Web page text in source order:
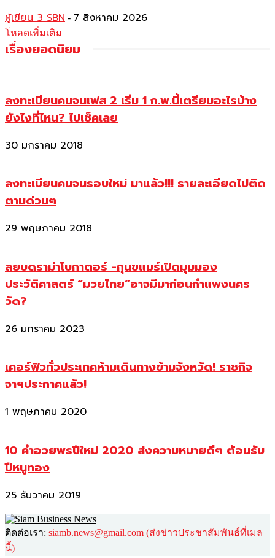
ผู้เขียน 3 SBN - 7 สิงหาคม 2026
โหลดเพิ่มเติม
เรื่องยอดนิยม
ลงทะเบียนคนจนเฟส 2 เริ่ม 1 ก.พ.นี้เตรียมอะไรบ้าง
ยังไงที่ไหน? ไปเช็คเลย
30 มกราคม 2018
ลงทะเบียนคนจนรอบใหม่ มาแล้ว!!! รายละเอียดไปติด
ตามด่วนๆ
29 พฤษภาคม 2018
สยบดราม่าโบกาตอร์ -กุนขแมร์เปิดมุมมอง
ประวัติศาสตร์ “มวยไทย”อาจมีมาก่อนกำแพงนคร
วัด?
26 มกราคม 2023
เคอร์ฟิวทั่วประเทศห้ามเดินทางข้ามจังหวัด! ราชกิจ
จาฯประกาศแล้ว!
1 พฤษภาคม 2020
10 คำอวยพรปีใหม่ 2020 ส่งความหมายดีๆ ต้อนรับ
ปีหนูทอง
25 ธันวาคม 2019
ติดต่อเรา: siamb.news@gmail.com (ส่งข่าวประชาสัมพันธ์ที่เมล
นี้)